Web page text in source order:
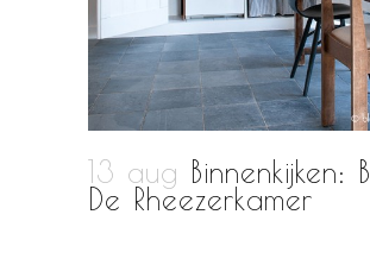
13 aug Binnenkijken:
De Rheezerkamer